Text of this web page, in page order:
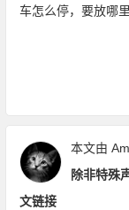
车怎么停，要放哪里
本文由
除非特殊
文链接